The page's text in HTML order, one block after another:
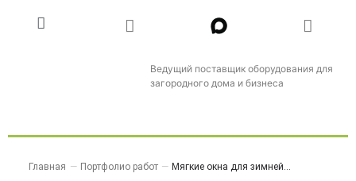
Ведущий поставщик оборудования для
загородного дома и бизнеса
Главная — Портфолио работ — Мягкие окна для зимней...